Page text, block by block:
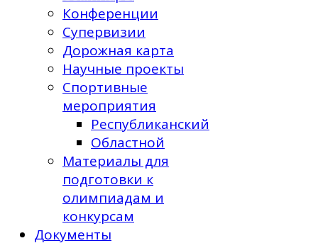
Конференции
Супервизии
Дорожная карта
Научные проекты
Спортивные
мероприятия
Республиканский
Областной
Материалы для
подготовки к
олимпиадам и
конкурсам
Документы